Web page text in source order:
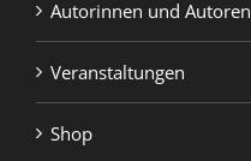
Autorinnen und Autoren
Veranstaltungen
Shop